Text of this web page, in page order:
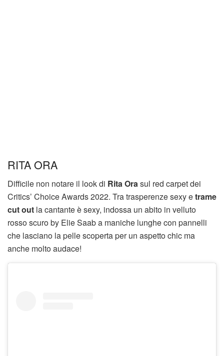
RITA ORA
Difficile non notare il look di Rita Orasul red carpet dei
Critics’ Choice Awards 2022. Tra trasperenze sexy etrame
cut out la cantante è sexy, indossa un abito in velluto
rosso scuro by Elie Saab a maniche lunghe con pannelli
che lasciano la pelle scoperta per un aspetto chic ma
anche molto audace!